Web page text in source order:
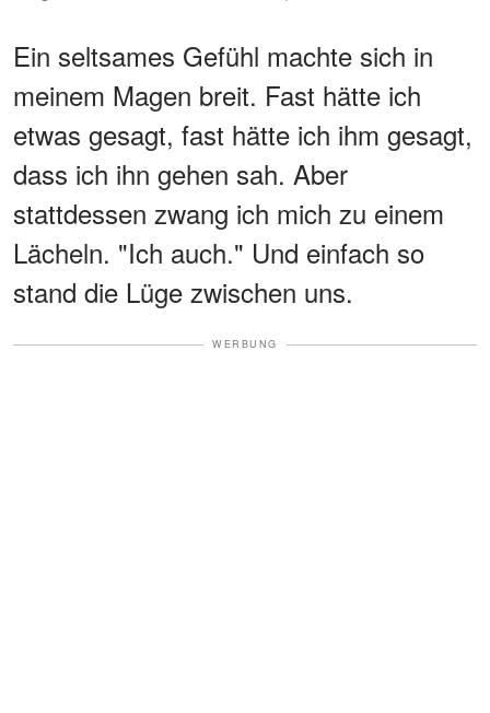
Ein seltsames Gefühl machte sich in
meinem Magen breit. Fast hätte ich
etwas gesagt, fast hätte ich ihm gesagt,
dass ich ihn gehen sah. Aber
stattdessen zwang ich mich zu einem
Lächeln. "Ich auch." Und einfach so
stand die Lüge zwischen uns.
WERBUNG